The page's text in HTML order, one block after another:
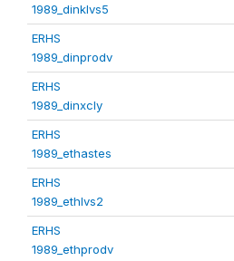
1989_dinklvs5
ERHS
1989_dinprodv
ERHS
1989_dinxcly
ERHS
1989_ethastes
ERHS
1989_ethlvs2
ERHS
1989_ethprodv